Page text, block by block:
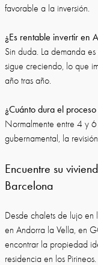
favorable a la inversión.
¿Es rentable invertir en
Sin duda. La demanda
sigue creciendo, lo que
año tras año.
¿Cuánto dura el
Normalmente entre 4 y
gubernamental, la
Encuentre su
Barcelona
Desde chalets de lujo en
en Andorra la Vella, en
encontrar la propiedad
residencia en los Pirineos.